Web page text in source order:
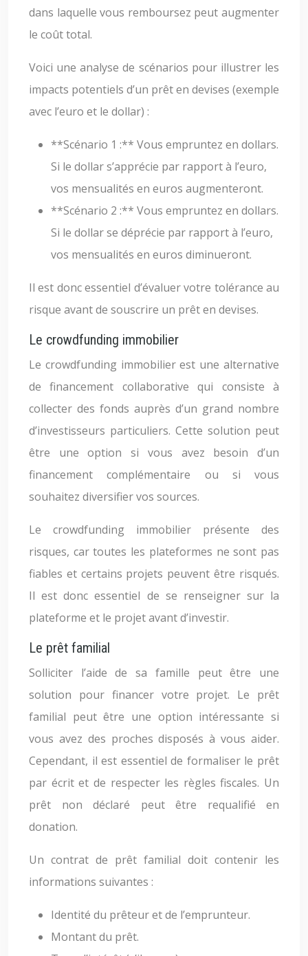
dans laquelle vous remboursez peut augmenter
le coût total.
Voici une analyse de scénarios pour illustrer les
impacts potentiels d’un prêt en devises (exemple
avec l’euro et le dollar) :
**Scénario 1 :** Vous empruntez en dollars.
Si le dollar s’apprécie par rapport à l’euro,
vos mensualités en euros augmenteront.
**Scénario 2 :** Vous empruntez en dollars.
Si le dollar se déprécie par rapport à l’euro,
vos mensualités en euros diminueront.
Il est donc essentiel d’évaluer votre tolérance au
risque avant de souscrire un prêt en devises.
Le crowdfunding immobilier
Le crowdfunding immobilier est une alternative
de financement collaborative qui consiste à
collecter des fonds auprès d’un grand nombre
d’investisseurs particuliers. Cette solution peut
être une option si vous avez besoin d’un
financement complémentaire ou si vous
souhaitez diversifier vos sources.
Le crowdfunding immobilier présente des
risques, car toutes les plateformes ne sont pas
fiables et certains projets peuvent être risqués.
Il est donc essentiel de se renseigner sur la
plateforme et le projet avant d’investir.
Le prêt familial
Solliciter l’aide de sa famille peut être une
solution pour financer votre projet. Le prêt
familial peut être une option intéressante si
vous avez des proches disposés à vous aider.
Cependant, il est essentiel de formaliser le prêt
par écrit et de respecter les règles fiscales. Un
prêt non déclaré peut être requalifié en
donation.
Un contrat de prêt familial doit contenir les
informations suivantes :
Identité du prêteur et de l’emprunteur.
Montant du prêt.